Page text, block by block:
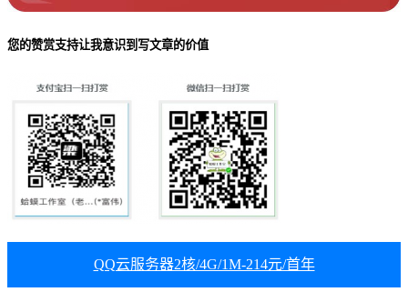
您的赞赏支持让我意识到写文章的价值
QQ云服务器2核/4G/1M-214元/首年